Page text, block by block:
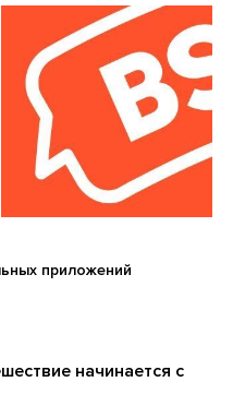
приложений
начинается с